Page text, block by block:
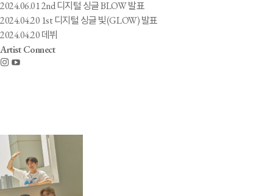
2024.06.01 2nd 디지털 싱글 BLOW 발표
2024.04.20 1st 디지털 싱글 빛(GLOW) 발표
2024.04.20 데뷔
Artist Connect